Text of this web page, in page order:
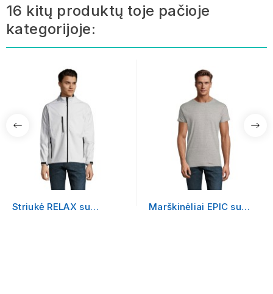
16 kitų produktų toje pačioje
kategorijoje:
Striukė RELAX su
Marškinėliai EPIC su